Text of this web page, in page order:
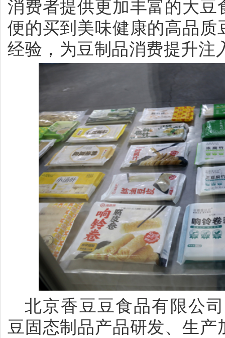
消费者提供更加丰富的大
便的买到美味健康的高品
经验，为豆制品消费提升注
北京香豆豆食品有限公
豆固态制品产品研发、生